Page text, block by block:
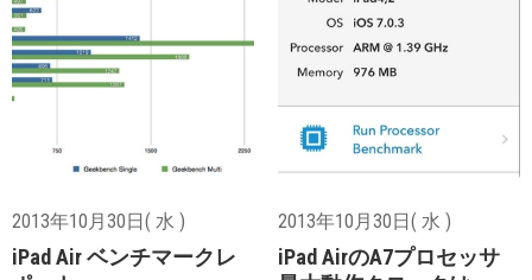
2013年10月30日( 水 )
iPad Air ベンチマークレ
2013年10月30日( 水 )
iPad AirのA7プロセッサ